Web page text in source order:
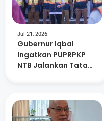
Jul 21, 2026
Gubernur Iqbal
Ingatkan PUPRPKP
NTB Jalankan Tata